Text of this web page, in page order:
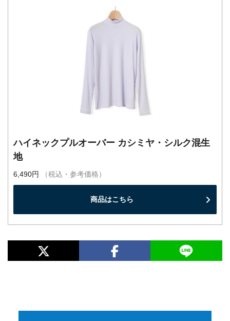
ハイネックプルオーバー カシミヤ・シルク混生
地
6,490円 （税込・参考価格）
商品はこちら